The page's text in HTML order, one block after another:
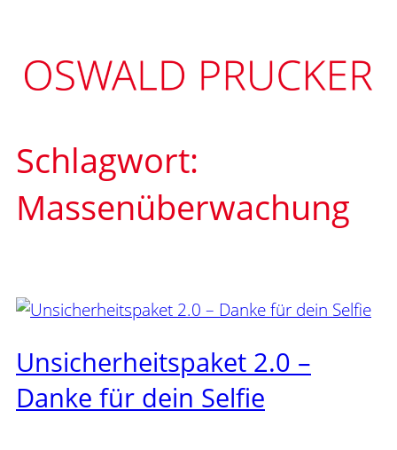
springen
Schlagwort:
Massenüberwachung
Unsicherheitspaket 2.0 –
Danke für dein Selfie